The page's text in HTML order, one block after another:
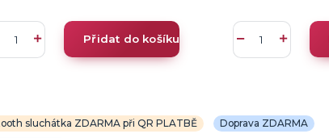
Přidat do košíku
sluchátka ZDARMA při QR PLATBĚ
Doprava ZDARMA